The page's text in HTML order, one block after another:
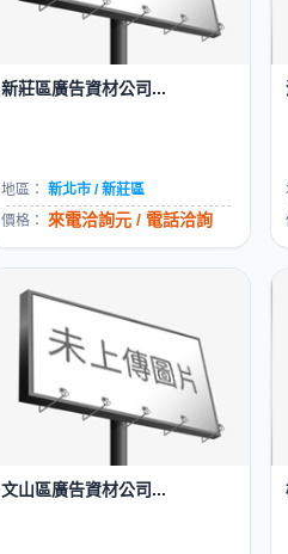
新莊區廣告資材公司...
地區： 新北市 / 新莊區
價格： 來電洽詢元 / 電話洽詢
文山區廣告資材公司...